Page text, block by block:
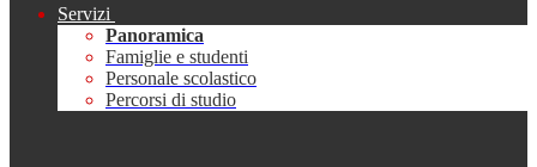
Servizi
Panoramica
Famiglie e studenti
Personale scolastico
Percorsi di studio